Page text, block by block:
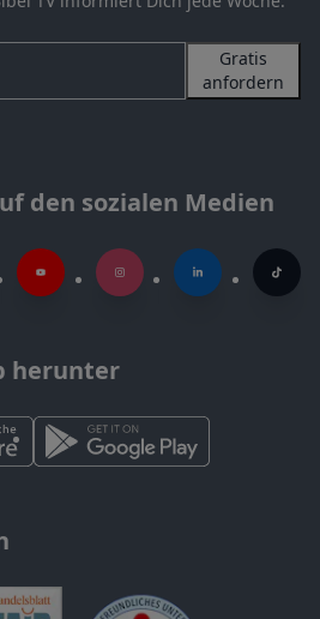
Gratis
anfordern
den sozialen Medien
herunter